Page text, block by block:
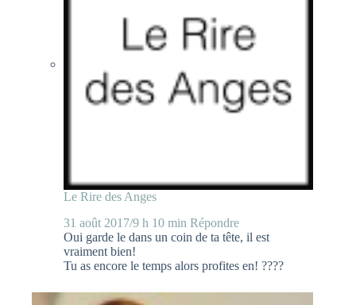
Le Rire des Anges
31 août 2017/9 h 10 min Répondre
Oui garde le dans un coin de ta tête, il est
vraiment bien!
Tu as encore le temps alors profites en! ????